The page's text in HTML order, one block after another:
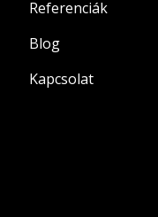
Referenciák
Blog
Kapcsolat